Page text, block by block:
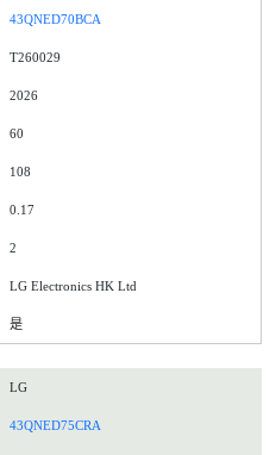
43QNED70BCA
T260029
2026
60
108
0.17
2
LG Electronics HK Ltd
是
LG
43QNED75CRA